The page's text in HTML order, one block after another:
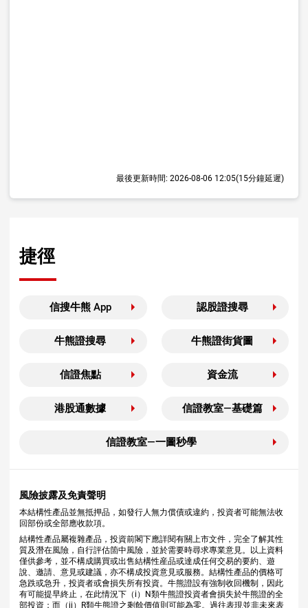
最後更新時間: 2026-08-06 12:05(15分鐘延遲)
捷徑
信搜牛熊 App 認股證搜尋
牛熊證搜尋 牛熊證街貨圖
信證焦點 資金流
港股通數據 信證教室—基礎篇
信證教室—一圖秒學
風險披露及免責聲明
本結構性產品並無抵押品，如發行人無力償債或違約，投資者可能無法收
回部份或全部應收款項。
結構性產品屬複雜產品，投資前閣下應詳閱有關上市文件，完全了解其性
質及潛在風險，自行評估箇中風險，並於需要時尋求專業意見。以上資料
僅供參考，並不構成購買或出售結構性産品或達成任何交易的要約、遊
說、邀請、意見或建議，亦不構成投資意見或服務。結構性產品的價格可
急跌或急升，投資者或會損失所有投資。牛熊證設有強制收回機制，因此
有可能提早終止，在此情況下（i）N類牛熊證投資者會損失於牛熊證的全
部投資；而（ii）R類牛熊證之剩餘價值則可能為零。過往表現並非未來表